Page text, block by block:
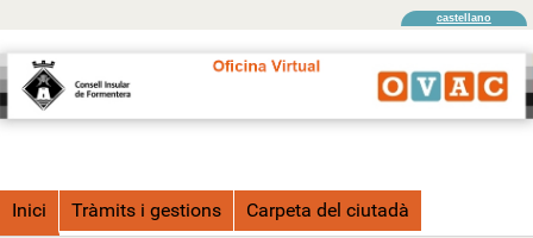
castellano
Inici Tràmits i gestions Carpeta del ciutadà